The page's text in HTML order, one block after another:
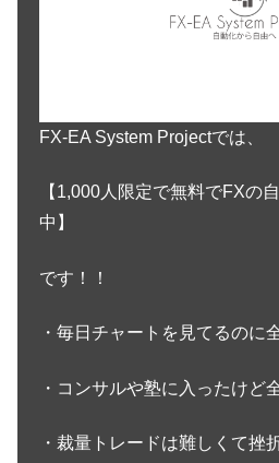
FX-EA System Projectでは、
【1,000人限定で無料でFXの
中】
です！！
・毎日チャートを見てるのに
・コンサルや塾に入ったけど
・裁量トレードは難しくて挫